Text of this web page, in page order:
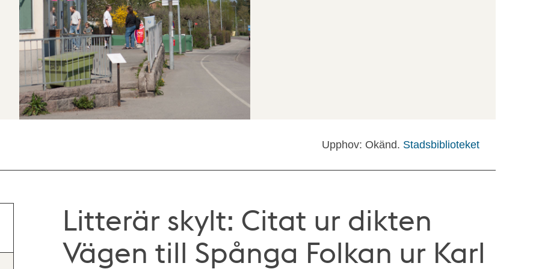
Upphov: Okänd. Stadsbiblioteket
Litterär skylt: Citat ur dikten
Vägen till Spånga Folkan ur Karl